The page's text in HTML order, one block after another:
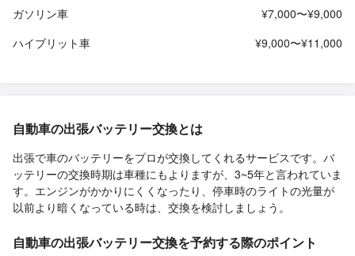
ガソリン車
¥7,000〜¥9,000
ハイブリット車
¥9,000〜¥11,000
自動車の出張バッテリー交換とは
出張で車のバッテリーをプロが交換してくれるサービスです。バ
ッテリーの交換時期は車種にもよりますが、3~5年と言われていま
す。エンジンがかかりにくくなったり、停車時のライトの光量が
以前より暗くなっている時は、交換を検討しましょう。
自動車の出張バッテリー交換を予約する際のポイント